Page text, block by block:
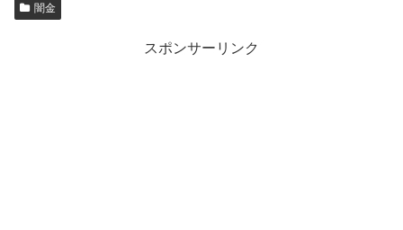
闇金
スポンサーリンク